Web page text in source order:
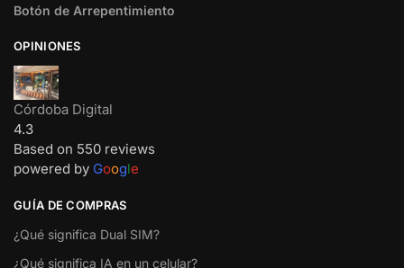
Botón de Arrepentimiento
OPINIONES
Córdoba Digital
4.3
Based on 550 reviews
powered by Google
GUÍA DE COMPRAS
¿Qué significa Dual SIM?
¿Qué significa IA en un celular?